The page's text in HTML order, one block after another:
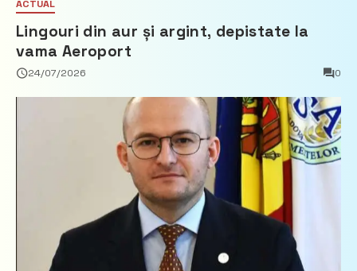
ACTUAL
Lingouri din aur și argint, depistate la
vama Aeroport
24/07/2026 0